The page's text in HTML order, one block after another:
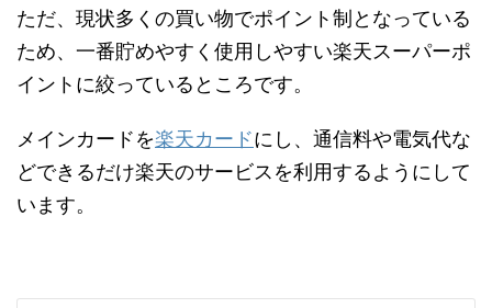
ただ、現状多くの買い物でポイント制となっている
ため、一番貯めやすく使用しやすい楽天スーパーポ
イントに絞っているところです。
メインカードを楽天カードにし、通信料や電気代な
どできるだけ楽天のサービスを利用するようにして
います。